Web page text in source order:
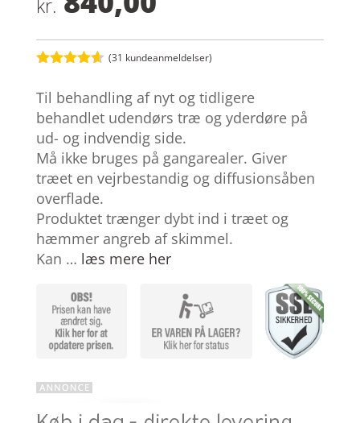
kr.
ud af 5
baseret
på
kundebedø
mmelser
(31 kundeanmeldelser)
Til behandling af nyt og tidligere
behandlet udendørs træ og yderdøre på
ud- og indvendig side.
Må ikke bruges på gangarealer. Giver
træet en vejrbestandig og diffusionsåben
overflade.
Produktet trænger dybt ind i træet og
hæmmer angreb af skimmel.
Kan … læs mere her